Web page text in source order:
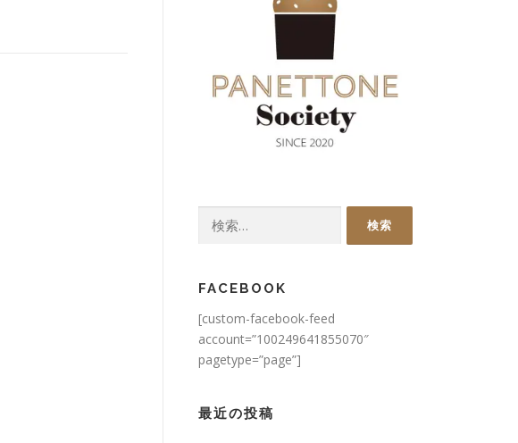
FACEBOOK
[custom-facebook-feed
account=”100249641855070″
pagetype=”page”]
最近の投稿